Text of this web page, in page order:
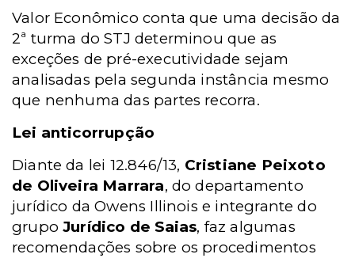
Valor Econômico conta que uma decisão da
2ª turma do STJ determinou que as
exceções de pré-executividade sejam
analisadas pela segunda instância mesmo
que nenhuma das partes recorra.
Lei anticorrupção
Diante da lei 12.846/13, Cristiane Peixoto
de Oliveira Marrara, do departamento
jurídico da Owens Illinois e integrante do
grupoJurídico de Saias, faz algumas
recomendações sobre os procedimentos